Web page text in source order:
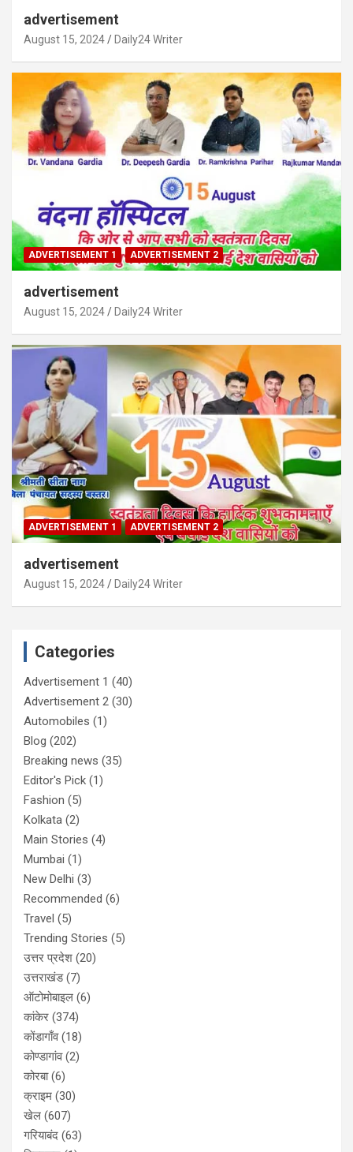
advertisement
August 15, 2024 Daily24 Writer
ADVERTISEMENT 1 ADVERTISEMENT 2
advertisement
August 15, 2024 Daily24 Writer
ADVERTISEMENT 1 ADVERTISEMENT 2
advertisement
August 15, 2024 Daily24 Writer
Categories
Advertisement 1 (40)
Advertisement 2 (30)
Automobiles (1)
Blog (202)
Breaking news (35)
Editor's Pick (1)
Fashion (5)
Kolkata (2)
Main Stories (4)
Mumbai (1)
New Delhi (3)
Recommended (6)
Travel (5)
Trending Stories (5)
उत्तर प्रदेश (20)
उत्तराखंड(7)
ऑटोमोबाइल (6)
कांकेर (374)
कोंडागाँव(18)
कोण्डागांव(2)
कोरबा(6)
क्राइम (30)
खेल (607)
गरियाबंद (63)